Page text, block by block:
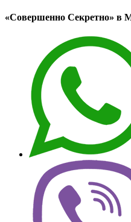
«Совершенно Секретно» в